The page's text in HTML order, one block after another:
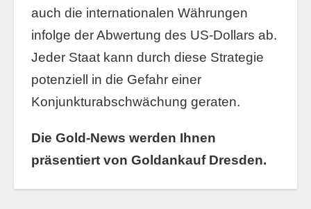
auch die internationalen Währungen
infolge der Abwertung des US-Dollars ab.
Jeder Staat kann durch diese Strategie
potenziell in die Gefahr einer
Konjunkturabschwächung geraten.
Die Gold-News werden Ihnen
präsentiert von Goldankauf Dresden.